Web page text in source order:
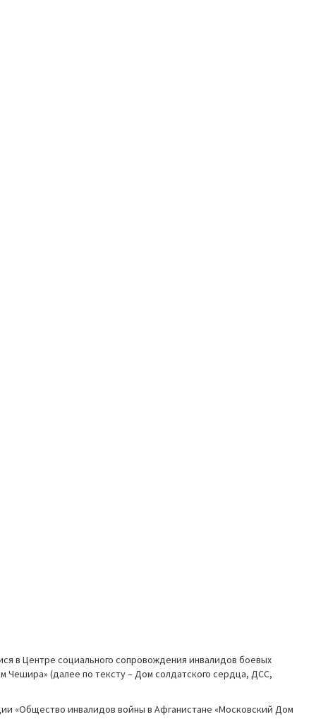
в Центре социального сопровождения инвалидов боевых
Чешира» (далее по тексту – Дом солдатского сердца, ДСС,
«Общество инвалидов войны в Афганистане «Московский Дом